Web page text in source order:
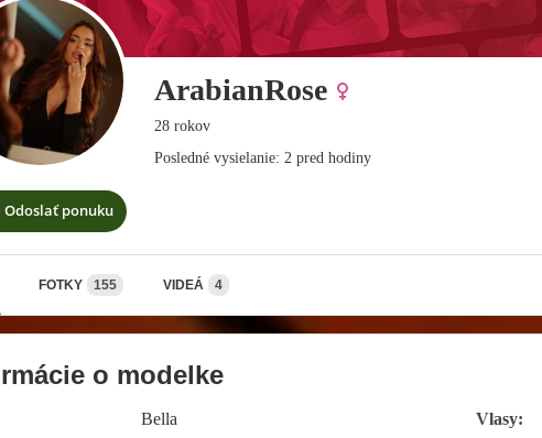
ArabianRose
28 rokov
Posledné vysielanie: 2 pred hodiny
Odoslať ponuku
FOTKY 155 VIDEÁ 4
o modelke
Bella
Vlasy: